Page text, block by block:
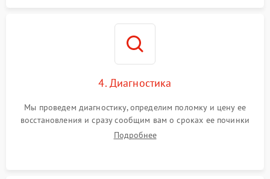
4. Диагностика
Мы проведем диагностику, определим поломку и цену ее
восстановления и сразу сообщим вам о сроках ее починки
Подробнее